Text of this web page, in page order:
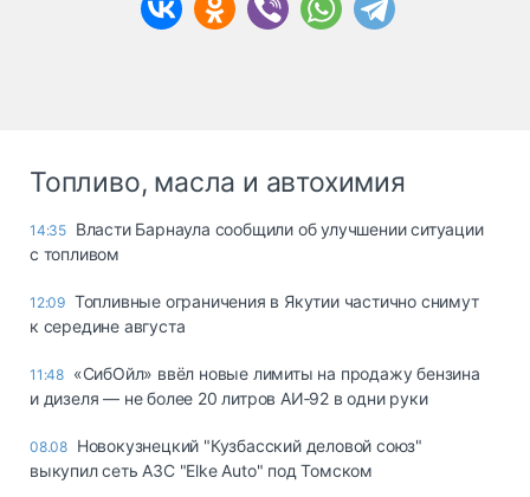
Топливо, масла и автохимия
14:35 Власти Барнаула сообщили об улучшении ситуации
с топливом
12:09 Топливные ограничения в Якутии частично снимут
к середине августа
11:48 «СибОйл» ввёл новые лимиты на продажу бензина
и дизеля — не более 20 литров АИ‑92 в одни руки
08.08 Новокузнецкий "Кузбасский деловой союз"
выкупил сеть АЗС "Elke Auto" под Томском